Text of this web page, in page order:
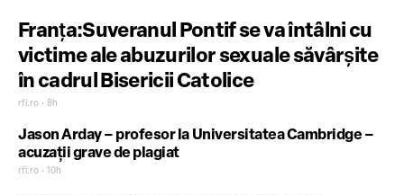
Franţa:Suveranul Pontif se va întâlni cu
victime ale abuzurilor sexuale săvârşite
în cadrul Bisericii Catolice
rfi.ro • 8h
Jason Arday – profesor la Universitatea Cambridge –
acuzații grave de plagiat
rfi.ro • 10h